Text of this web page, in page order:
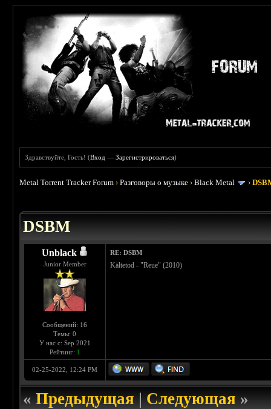
Здравствуйте, Гость! (Вход —Зарегистрироваться)
Metal Torrent Tracker Forum ›Разговоры о музыке ›Black Metal ›
DSBM
Unblack
Junior Member
Сообщений: 16
Темы: 0
У нас с: Sep 2021
Рейтинг: 1
RE: DSBM
Kältetod - "Reue" (2010)
02-25-2022, 12:24 PM
«Предыдущая|Следующая»